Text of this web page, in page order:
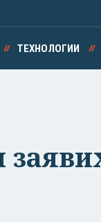
ТЕХНОЛОГИИ